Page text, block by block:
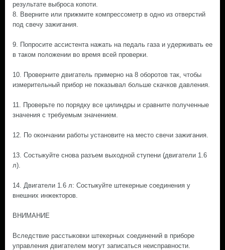
результате выброса копоти.
8. Вверните или прижмите компрессометр в одно из отверстий
под свечу зажигания.
9. Попросите ассистента нажать на педаль газа и удерживать ее
в таком положении во время всей проверки.
10. Проверните двигатель примерно на 8 оборотов так, чтобы
измерительный прибор не показывал больше скачков давления.
11. Проверьте по порядку все цилиндры и сравните полученные
значения с требуемым значением.
12. По окончании работы установите на место свечи зажигания.
13. Состыкуйте снова разъем выходной ступени (двигатели 1.6
л).
14. Двигатели 1.6 л: Состыкуйте штекерные соединения у
внешних инжекторов.
ВНИМАНИЕ
Вследствие расстыковки штекерных соединений в приборе
управления двигателем могут записаться неисправности.